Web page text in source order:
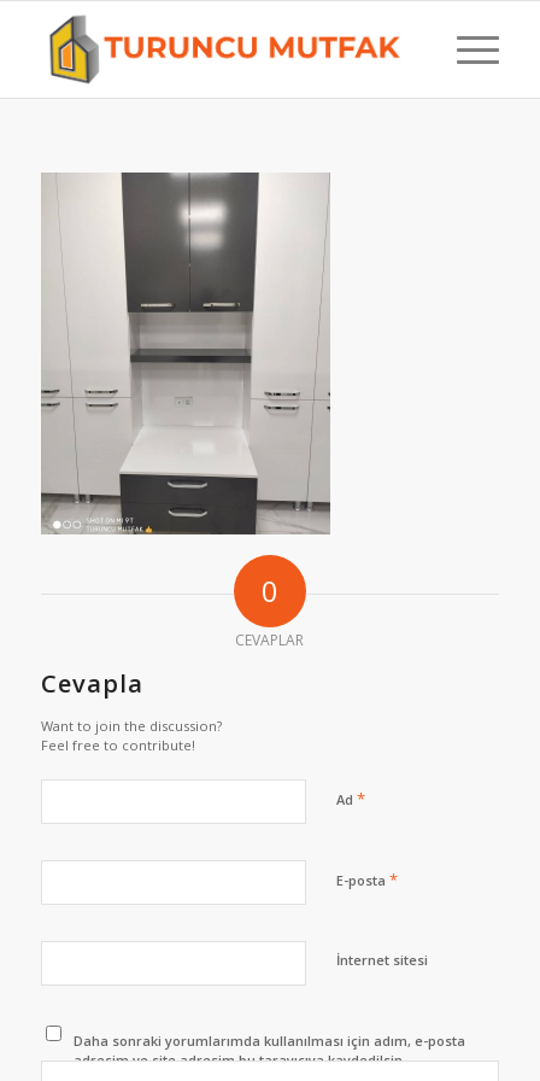
0
CEVAPLAR
Cevapla
Want to join the discussion?
Feel free to contribute!
Ad *
E-posta *
İnternet sitesi
Daha sonraki yorumlarımda kullanılması için adım, e-posta
adresim ve site adresim bu tarayıcıya kaydedilsin.